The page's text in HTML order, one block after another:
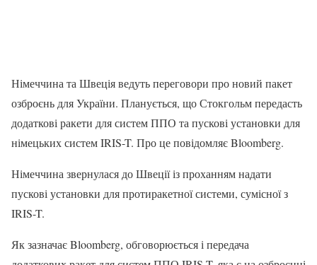
Німеччина та Швеція ведуть переговори про новий пакет
озброєнь для України. Планується, що Стокгольм передасть
додаткові ракети для систем ППО та пускові установки для
німецьких систем IRIS-T. Про це повідомляє Bloomberg.
Німеччина звернулася до Швеції із проханням надати
пускові установки для протиракетної системи, сумісної з
IRIS-T.
Як зазначає Bloomberg, обговорюється і передача